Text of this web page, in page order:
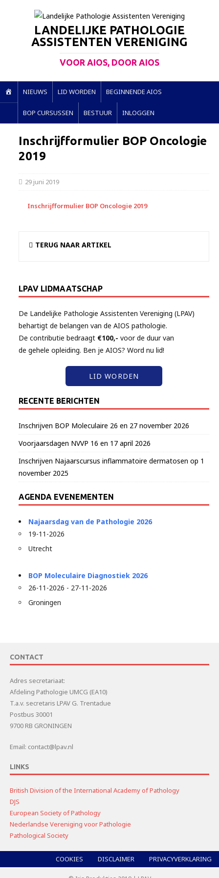
LANDELIJKE PATHOLOGIE
ASSISTENTEN VERENIGING
VOOR AIOS, DOOR AIOS
O
E
NIEUWS LID WORDEN BEGINNENDE AIOS
BOP CURSUSSEN BESTUUR INLOGGEN
Inschrijfformulier BOP Oncologie
2019
29 juni 2019
Inschrijfformulier BOP Oncologie 2019
TERUG NAAR ARTIKEL
LPAV LIDMAATSCHAP
De Landelijke Pathologie Assistenten Vereniging (LPAV)
behartigt de belangen van de AIOS pathologie.
De contributie bedraagt €100,- voor de duur van
de gehele opleiding. Ben je AIOS? Word nu lid!
LID WORDEN
RECENTE BERICHTEN
Inschrijven BOP Moleculaire 26 en 27 november 2026
Voorjaarsdagen NVVP 16 en 17 april 2026
Inschrijven Najaarscursus inflammatoire dermatosen op 1
november 2025
AGENDA EVENEMENTEN
Najaarsdag van de Pathologie 2026
19-11-2026
Utrecht
BOP Moleculaire Diagnostiek 2026
26-11-2026 - 27-11-2026
Groningen
CONTACT
Adres secretariaat:
Afdeling Pathologie UMCG (EA10)
T.a.v. secretaris LPAV G. Trentadue
Postbus 30001
9700 RB GRONINGEN
Email: contact@lpav.nl
LINKS
British Division of the International Academy of Pathology
DJS
European Society of Pathology
Nederlandse Vereniging voor Pathologie
Pathological Society
COOKIES DISCLAIMER PRIVACYVERKLARING